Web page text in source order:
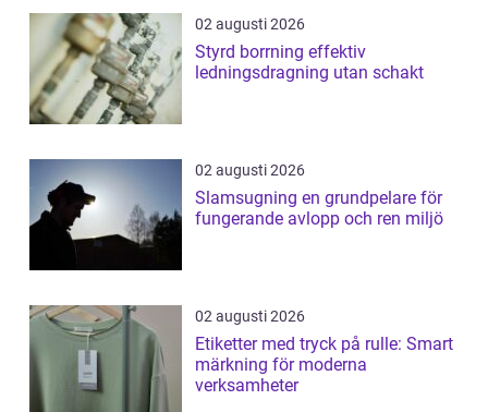
02 augusti 2026
Styrd borrning effektiv
ledningsdragning utan schakt
02 augusti 2026
Slamsugning en grundpelare för
fungerande avlopp och ren miljö
02 augusti 2026
Etiketter med tryck på rulle: Smart
märkning för moderna
verksamheter